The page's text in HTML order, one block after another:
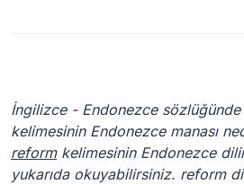
İngilizce - Endonezce
kelimesinin Endonezce manası
reformkelimesinin Endonezce
yukarıda okuyabilirsiniz. reform